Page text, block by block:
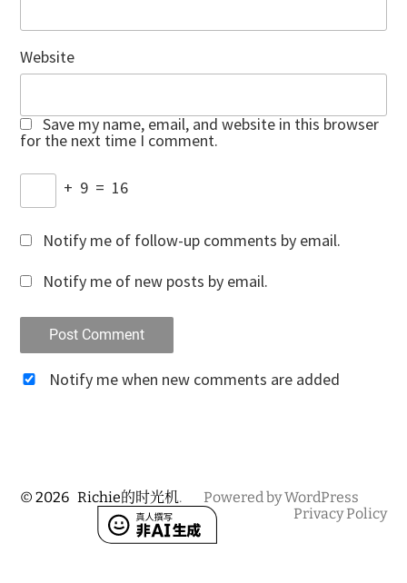
Website
Save my name, email, and website in this browser
for the next time I comment.
+ 9 = 16
Notify me of follow-up comments by email.
Notify me of new posts by email.
Notify me when new comments are added
© 2026 Richie的时光机.
Powered by WordPress
Privacy Policy